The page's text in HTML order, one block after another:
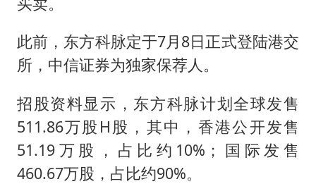
此前，东方科脉定于7月8日正式登陆港交
所，中信证券为独家保荐人。
招股资料显示，东方科脉计划全球发售
511.86万股H股，其中，香港公开发售
51.19万股，占比约10%；国际发售
460.67万股，占比约90%。